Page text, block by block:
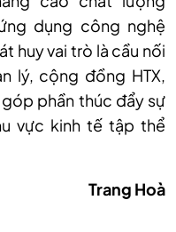
dụng công nghệ
huy vai trò là cầu nối
lý, cộng đồng HTX,
phần thúc đẩy sự
vực kinh tế tập thể
Trang Hoà